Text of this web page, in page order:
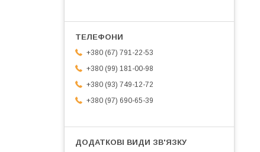
+380 (67) 791-22-53
+380 (99) 181-00-98
+380 (93) 749-12-72
+380 (97) 690-65-39